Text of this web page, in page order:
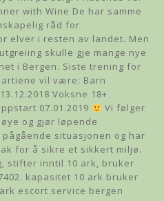
with Wine De har samme
råd for
elver i resten av landet. Men
skulle gje mange nye
i Bergen. Siste trening for
vil være: Barn
Voksne 18+
07.01.2019
Vi følger
og gjør løpende
situasjonen og har
for å sikre et sikkert miljø.
stifter inntil 10 ark, bruker
kapasitet 10 ark bruker
escort service bergen